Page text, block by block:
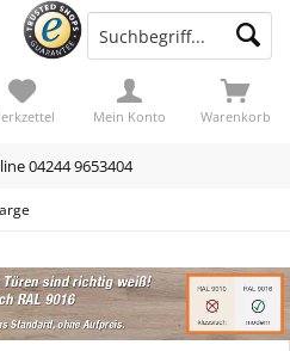
04244 9653404
Warenkorb
Mein Konto